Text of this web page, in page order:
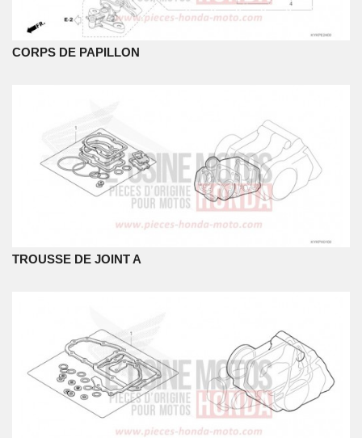
CORPS DE PAPILLON
TROUSSE DE JOINT A